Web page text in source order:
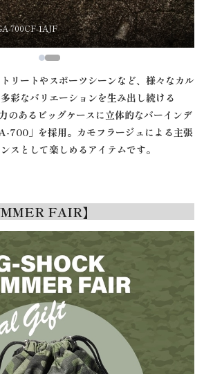
DW-6900CF-1JF / DW-6900CMG-3JF
リートやスポーツシーンなど、様々なカル
彩なバリエーションを生み出し続ける
のあるビッグケースに立体的なバーインデ
700 」を採用。カモフラージュによる主張
スとして楽しめるアイテムです。
FAIR】